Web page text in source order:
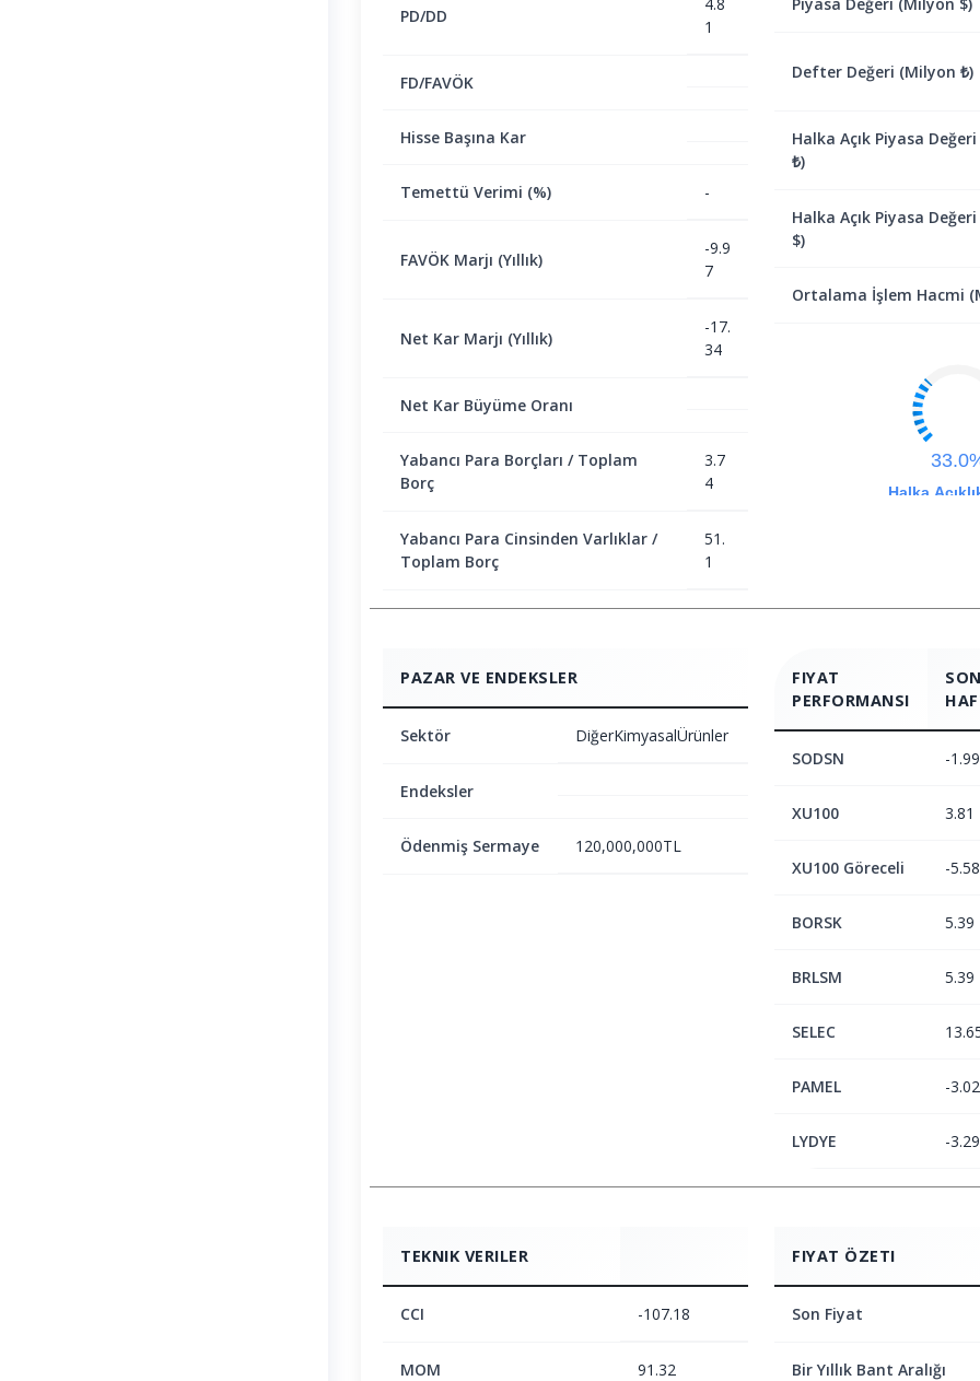
PD/DD
1
FD/FAVÖK
Hisse Başına Kar
Temettü Verimi (%) -
FAVÖK Marjı (Yıllık)
-9.9
7
Net Kar Marjı (Yıllık)
-17.
34
Net Kar Büyüme Oranı
Yabancı Para Borçları / Toplam
Borç
3.7
4
Yabancı Para Cinsinden Varlıklar /
Toplam Borç
51.
1
Defter Değeri (Milyon ₺)
Halka Açık Piyasa
₺)
Halka Açık Piyasa
$)
Ortalama İşlem Hacmi
Halka
PAZAR VE ENDEKSLER
Sektör DiğerKimyasalÜrünler
Endeksler
Ödenmiş Sermaye 120,000,000TL
FIYAT
PERFORMANSI
SODSN -1.99
XU100 3.81
XU100 Göreceli -5.58
BORSK 5.39
BRLSM 5.39
SELEC
PAMEL -3.02
LYDYE -3.29
TEKNIK VERILER
CCI -107.18
MOM 91.32
FIYAT ÖZETI
Son Fiyat
Bir Yıllık Bant Aralığı